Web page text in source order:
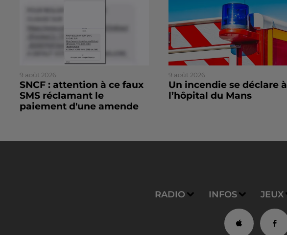
9 août 2026
SNCF : attention à ce faux
SMS réclamant le
paiement d'une amende
9 août 2026
Un incendie se déclare à
l’hôpital du Mans
RADIO INFOS JEUX